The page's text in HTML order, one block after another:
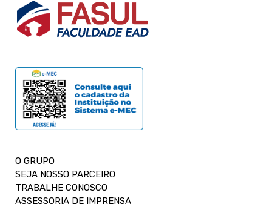
O GRUPO
SEJA NOSSO PARCEIRO
TRABALHE CONOSCO
ASSESSORIA DE IMPRENSA